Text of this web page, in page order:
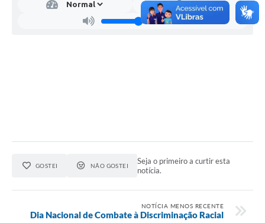
GOSTEI NÃO GOSTEI
Seja o primeiro a curtir esta
notícia.
NOTÍCIA MENOS RECENTE
Dia Nacional de Combate à Discriminação Racial